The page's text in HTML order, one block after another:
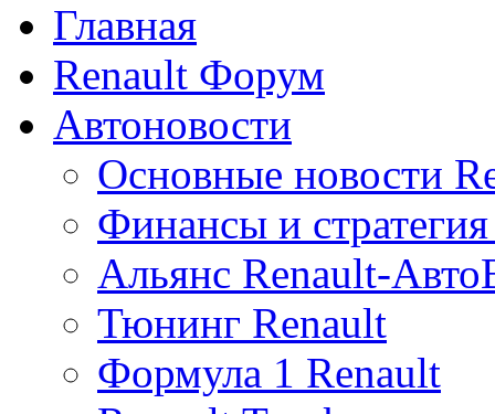
Главная
Renault Форум
Автоновости
Основные новости
Финансы и
Альянс Renault-
Тюнинг Renault
Формула 1 Renault